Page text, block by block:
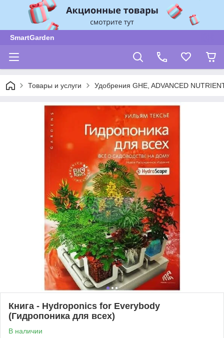
SmartGarden
Товары и услуги Удобрения GHE, ADVANCED
Книга - Hydroponics for Everybody
(Гидропоника для всех)
В наличии